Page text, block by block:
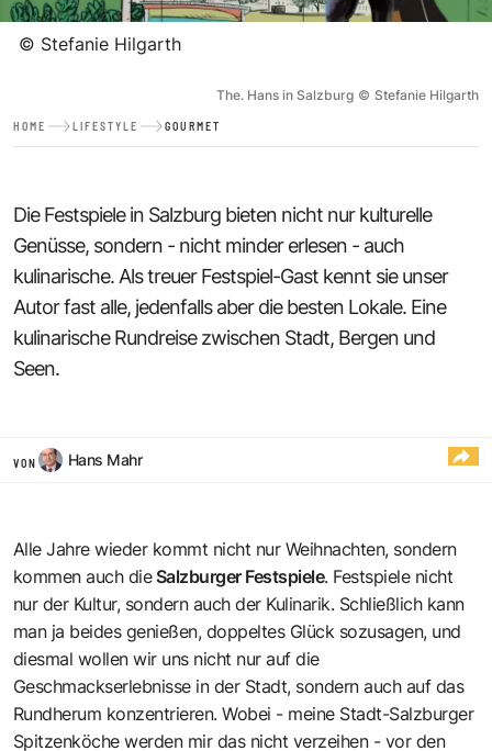
© Stefanie Hilgarth
The. Hans in Salzburg © Stefanie Hilgarth
HOME LIFESTYLE GOURMET
Die Festspiele in Salzburg bieten nicht nur kulturelle
Genüsse, sondern - nicht minder erlesen - auch
kulinarische. Als treuer Festspiel-Gast kennt sie unser
Autor fast alle, jedenfalls aber die besten Lokale. Eine
kulinarische Rundreise zwischen Stadt, Bergen und
Seen.
VON Hans Mahr
Alle Jahre wieder kommt nicht nur Weihnachten, sondern
kommen auch dieSalzburger Festspiele. Festspiele nicht
nur der Kultur, sondern auch der Kulinarik. Schließlich kann
man ja beides genießen, doppeltes Glück sozusagen, und
diesmal wollen wir uns nicht nur auf die
Geschmackserlebnisse in der Stadt, sondern auch auf das
Rundherum konzentrieren. Wobei - meine Stadt-Salzburger
Spitzenköche werden mir das nicht verzeihen - vor den